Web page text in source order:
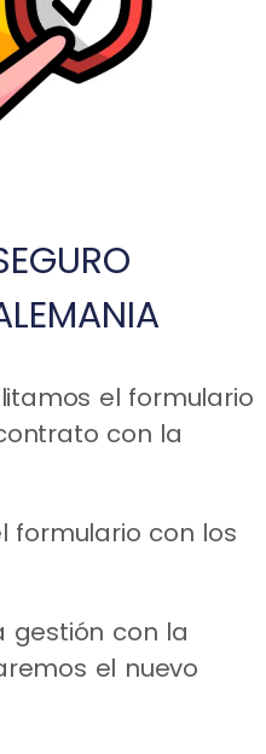
el formulario
con la
formulario con los
gestión con la
el nuevo